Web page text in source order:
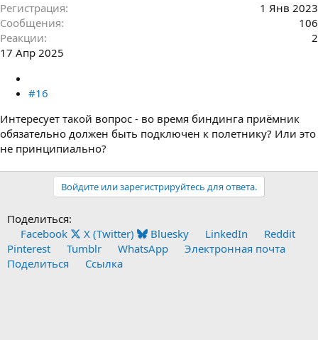
Регистрация
1 Янв 2023
Сообщения
106
Реакции
2
17 Апр 2025
#16
Интересует такой вопрос - во время биндинга приёмник
обязательно должен быть подключен к полетнику? Или это
не принципиально?
Войдите или зарегистрируйтесь для ответа.
Поделиться:
Facebook
X (Twitter) Bluesky LinkedIn
Reddit
Pinterest
Tumblr WhatsApp
Электронная почта
Поделиться
Ссылка